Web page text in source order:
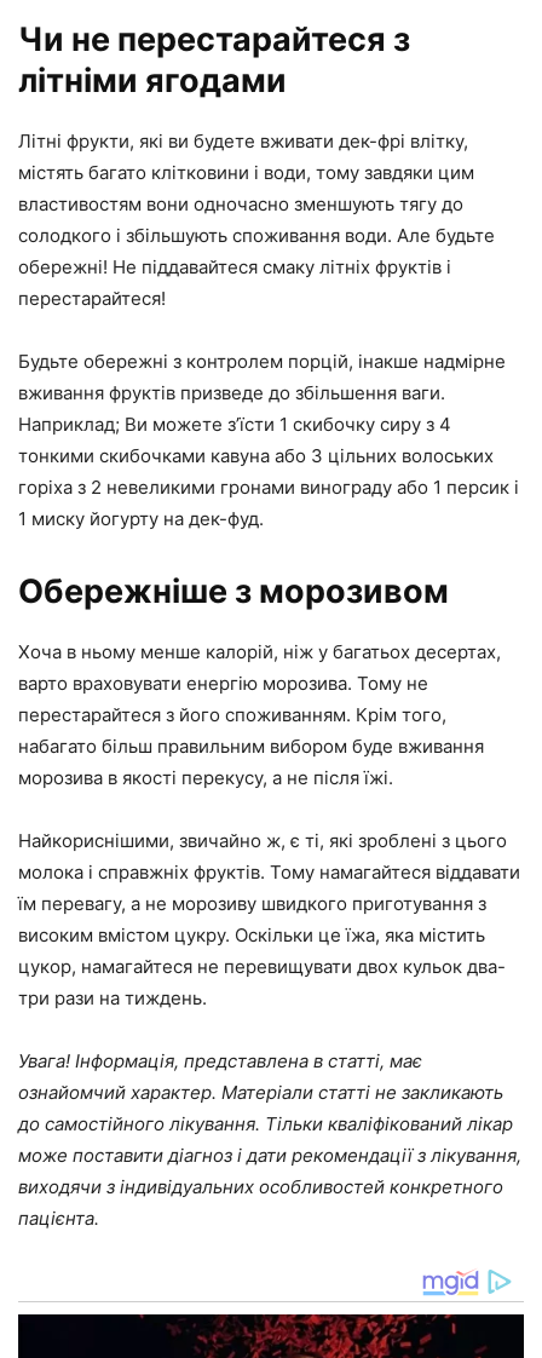
Чи не перестарайтеся з
літніми ягодами
Літні фрукти, які ви будете вживати дек-фрі влітку,
містять багато клітковини і води, тому завдяки цим
властивостям вони одночасно зменшують тягу до
солодкого і збільшують споживання води. Але будьте
обережні! Не піддавайтеся смаку літніх фруктів і
перестарайтеся!
Будьте обережні з контролем порцій, інакше надмірне
вживання фруктів призведе до збільшення ваги.
Наприклад; Ви можете з’їсти 1 скибочку сиру з 4
тонкими скибочками кавуна або 3 цільних волоських
горіха з 2 невеликими гронами винограду або 1 персик і
1 миску йогурту на дек-фуд.
Обережніше з морозивом
Хоча в ньому менше калорій, ніж у багатьох десертах,
варто враховувати енергію морозива. Тому не
перестарайтеся з його споживанням. Крім того,
набагато більш правильним вибором буде вживання
морозива в якості перекусу, а не після їжі.
Найкориснішими, звичайно ж, є ті, які зроблені з цього
молока і справжніх фруктів. Тому намагайтеся віддавати
їм перевагу, а не морозиву швидкого приготування з
високим вмістом цукру. Оскільки це їжа, яка містить
цукор, намагайтеся не перевищувати двох кульок два-
три рази на тиждень.
Увага! Інформація, представлена в статті, має
ознайомчий характер. Матеріали статті не закликають
до самостійного лікування. Тільки кваліфікований лікар
може поставити діагноз і дати рекомендації з лікування,
виходячи з індивідуальних особливостей конкретного
пацієнта.